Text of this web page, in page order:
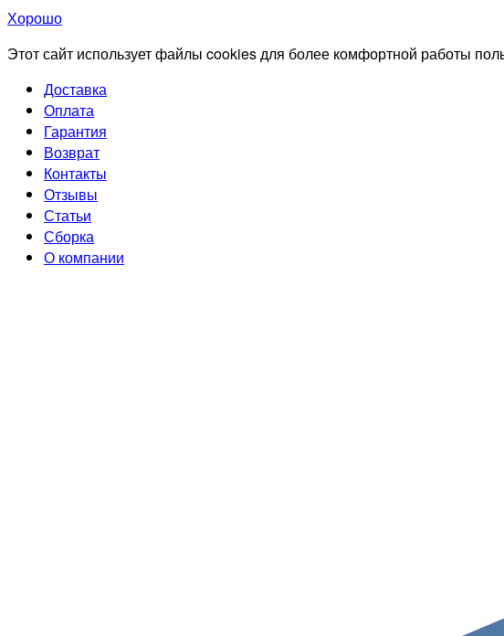
Хорошо
Этот сайт использует файлы cookies для более комфортной работы
Доставка
Оплата
Гарантия
Возврат
Контакты
Отзывы
Статьи
Сборка
О компании